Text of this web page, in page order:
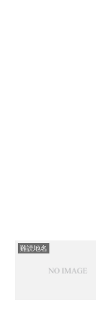
難読地名